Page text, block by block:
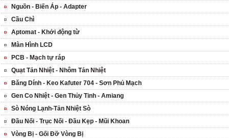
Nguồn - Biến Áp - Adapter
Cầu Chì
Aptomat - Khởi động từ
Màn Hình LCD
PCB - Mạch tự ráp
Quạt Tản Nhiệt - Nhôm Tản Nhiệt
Băng Dính - Keo Kafuter 704 - Sơn Phủ Mạch
Gen Co Nhiệt - Gen Thủy Tinh - Amiang
Sò Nóng Lạnh-Tản Nhiệt Sò
Đầu Nối - Trục Nối - Đầu Kẹp - Mũi Khoan
Vòng Bị - Gối Đỡ Vòng Bị